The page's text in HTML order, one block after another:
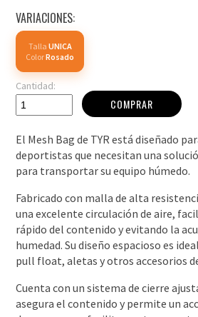
VARIACIONES:
Talla UNICA
ColorRosado
Cantidad:
COMPRAR
El Mesh Bag de TYR está diseñado
deportistas que necesitan una
para transportar su equipo húmedo.
Fabricado con malla de alta
una excelente circulación de aire,
rápido del contenido y evitando la
humedad. Su diseño espacioso es
pull float, aletas y otros accesorios
Cuenta con un sistema de cierre
asegura el contenido y permite un